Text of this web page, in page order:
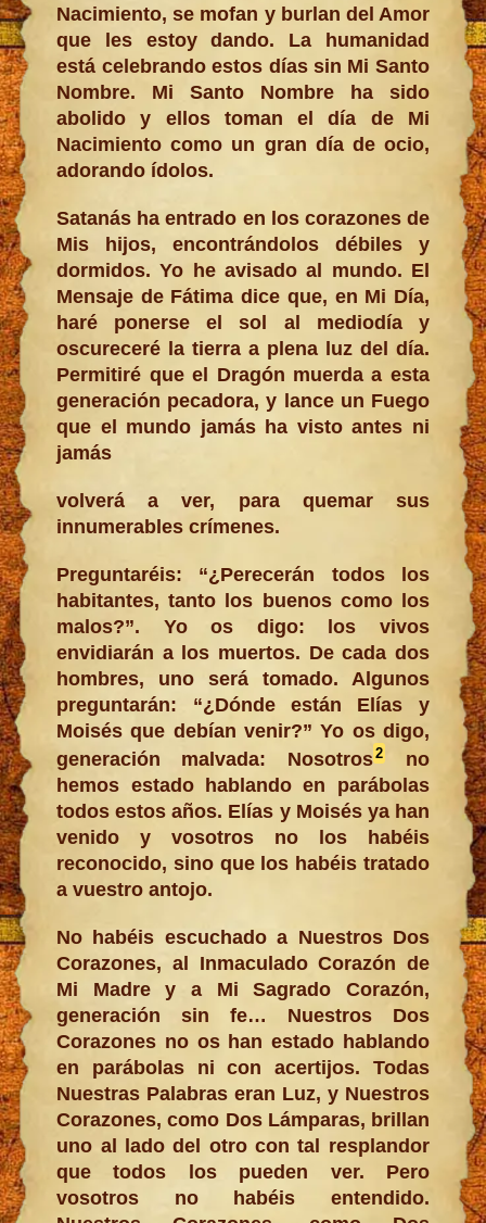
Nacimiento, se mofan y burlan del Amor
que les estoy dando. La humanidad
está celebrando estos días sin Mi Santo
Nombre. Mi Santo Nombre ha sido
abolido y ellos toman el día de Mi
Nacimiento como un gran día de ocio,
adorando ídolos.
Satanás ha entrado en los corazones de
Mis hijos, encontrándolos débiles y
dormidos. Yo he avisado al mundo. El
Mensaje de Fátima dice que, en Mi Día,
haré ponerse el sol al mediodía y
oscureceré la tierra a plena luz del día.
Permitiré que el Dragón muerda a esta
generación pecadora, y lance un Fuego
que el mundo jamás ha visto antes ni
jamás
volverá a ver, para quemar sus
innumerables crímenes.
Preguntaréis: “¿Perecerán todos los
habitantes, tanto los buenos como los
malos?”. Yo os digo: los vivos
envidiarán a los muertos. De cada dos
hombres, uno será tomado. Algunos
preguntarán: “¿Dónde están Elías y
Moisés que debían venir?” Yo os digo,
generación malvada: Nosotros2no
hemos estado hablando en parábolas
todos estos años. Elías y Moisés ya han
venido y vosotros no los habéis
reconocido, sino que los habéis tratado
a vuestro antojo.
No habéis escuchado a Nuestros Dos
Corazones, al Inmaculado Corazón de
Mi Madre y a Mi Sagrado Corazón,
generación sin fe… Nuestros Dos
Corazones no os han estado hablando
en parábolas ni con acertijos. Todas
Nuestras Palabras eran Luz, y Nuestros
Corazones, como Dos Lámparas, brillan
uno al lado del otro con tal resplandor
que todos los pueden ver. Pero
vosotros no habéis entendido.